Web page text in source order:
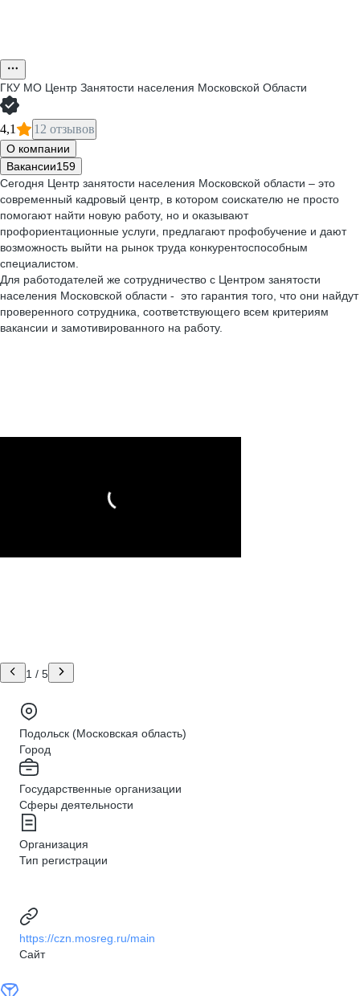
ГКУ МО Центр Занятости населения Московской Области
4,1 12 отзывов
О компании
Вакансии159
Сегодня Центр занятости населения Московской области – это
современный кадровый центр, в котором соискателю не просто
помогают найти новую работу, но и оказывают
профориентационные услуги, предлагают профобучение и дают
возможность выйти на рынок труда конкурентоспособным
специалистом.
Для работодателей же сотрудничество с Центром занятости
населения Московской области - это гарантия того, что они найдут
проверенного сотрудника, соответствующего всем критериям
вакансии и замотивированного на работу.
1 / 5
Подольск (Московская область)
Город
Государственные организации
Сферы деятельности
Организация
Тип регистрации
https://czn.mosreg.ru/main
Сайт